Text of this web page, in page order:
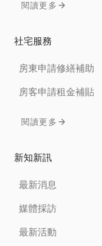
閱讀更多
社宅服務
房東申請修繕補助
房客申請租金補貼
閱讀更多
新知新訊
最新消息
媒體採訪
最新活動